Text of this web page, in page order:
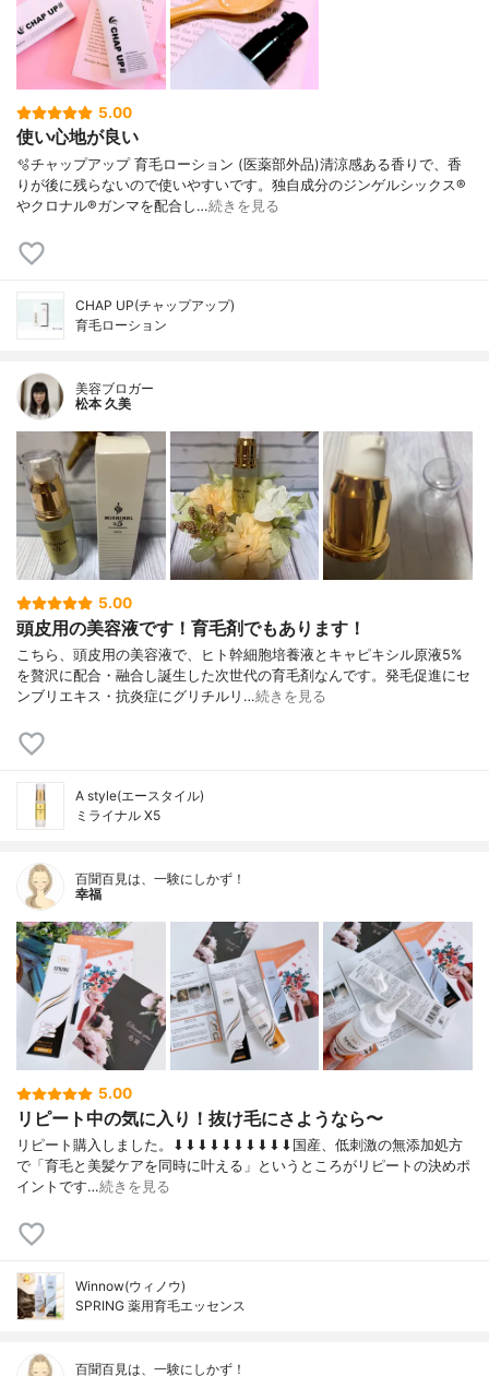
5.00
使い心地が良い
🫧チャップアップ 育毛ローション (医薬部外品)清涼感ある香りで、香
りが後に残らないので使いやすいです。独自成分のジンゲルシックス®
やクロナル®ガンマを配合し…続きを見る
CHAP UP(チャップアップ)
育毛ローション
美容ブロガー
松本 久美
5.00
頭皮用の美容液です！育毛剤でもあります！
こちら、頭皮用の美容液で、ヒト幹細胞培養液とキャピキシル原液5%
を贅沢に配合・融合し誕生した次世代の育毛剤なんです。発毛促進にセ
ンブリエキス・抗炎症にグリチルリ…続きを見る
A style(エースタイル)
ミライナル X5
百聞百見は、一験にしかず！
幸福
5.00
リピート中の気に入り！抜け毛にさようなら〜
リピート購入しました。⬇︎⬇︎⬇︎⬇︎⬇︎⬇︎⬇︎⬇︎⬇︎⬇︎国産、低刺激の無添加処方
で「育毛と美髪ケアを同時に叶える」というところがリピートの決めポ
イントです…続きを見る
Winnow(ウィノウ)
SPRING 薬用育毛エッセンス
百聞百見は、一験にしかず！